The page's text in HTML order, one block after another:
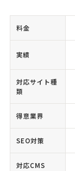
料金
実績
対応サイト種
類
得意業界
SEO対策
対応CMS